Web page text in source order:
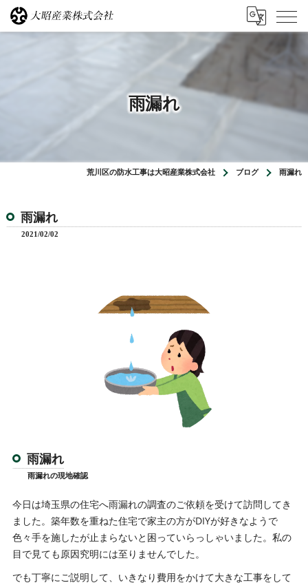
雨漏れ
荒川区の防水工事は大昭産業株式会社 ブログ 雨漏れ
雨漏れ
2021/02/02
雨漏れ
雨漏れの現地確認
今日は埼玉県の住宅へ雨漏れの調査のご依頼を受けて訪問してき
ました。築年数を重ねた住宅で家主の方がDIYが好きなようで
色々手を施したが止まらないと困っていらっしゃいました。私の
目で見ても原因究明には至りませんでした。
でも丁寧にご説明して、いきなり費用をかけて大きな工事をして